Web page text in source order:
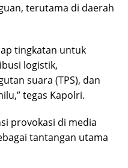
terutama di daerah
tingkatan untuk
logistik,
suara (TPS), dan
tegas Kapolri.
provokasi di media
tantangan utama